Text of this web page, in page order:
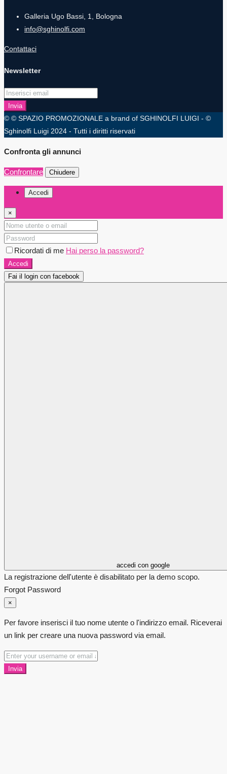
Galleria Ugo Bassi, 1, Bologna
info@sghinolfi.com
Contattaci
Newsletter
Invia
© © SPAZIO PROMOZIONALE a brand of SGHINOLFI LUIGI - ©
Sghinolfi Luigi 2024 - Tutti i diritti riservati
Confronta gli annunci
Confrontare Chiudere
Accedi
×
Ricordati di me Hai perso la password?
Accedi
Fai il login con facebook
accedi con google
La registrazione dell'utente è disabilitato per la demo scopo.
Forgot Password
×
Per favore inserisci il tuo nome utente o l'indirizzo email. Riceverai
un link per creare una nuova password via email.
Invia